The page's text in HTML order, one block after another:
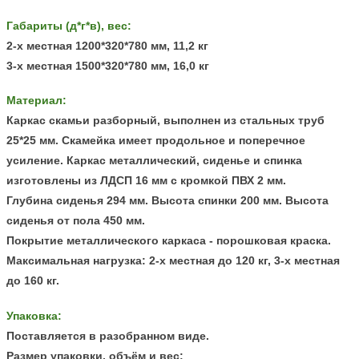
Габариты (д*г*в), вес:
2-х местная 1200*320*780 мм, 11,2 кг
3-х местная 1500*320*780 мм, 16,0 кг
Материал:
Каркас скамьи разборный, выполнен из стальных труб
25*25 мм. Скамейка имеет продольное и поперечное
усиление. Каркас металлический, сиденье и спинка
изготовлены из ЛДСП 16 мм с кромкой ПВХ 2 мм.
Глубина сиденья 294 мм. Высота спинки 200 мм. Высота
сиденья от пола 450 мм.
Покрытие металлического каркаса - порошковая краска.
Максимальная нагрузка: 2-х местная до 120 кг, 3-х местная
до 160 кг.
Упаковка:
Поставляется в разобранном виде.
Размер упаковки, объём и вес: